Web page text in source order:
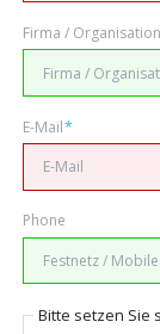
Firma / Organisation
Pflichtfeld
E-Mail*
Phone
Pflichtfeld
Bitte setzen Sie